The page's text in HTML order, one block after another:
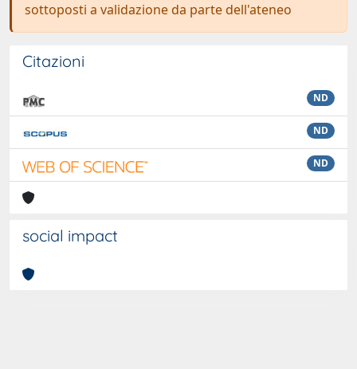
sottoposti a validazione da parte dell'ateneo
Citazioni
ND
ND
ND
social impact